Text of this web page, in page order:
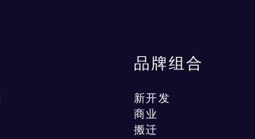
品牌组合
新开发
商业
搬迁